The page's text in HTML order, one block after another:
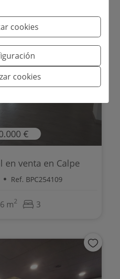
€
en venta en Calpe
Ref. BPC254109
m2 3
cookies
cookies